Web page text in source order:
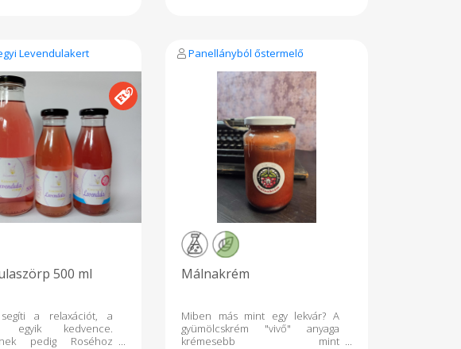
Levendulakert
500 ml
segíti a relaxációt, a
egyik kedvence.
pedig Roséhoz
Panellányból őstermelő
Málnakrém
Miben más mint egy lekvár? A
gyümölcskrém "vivő" anyaga
krémesebb mint